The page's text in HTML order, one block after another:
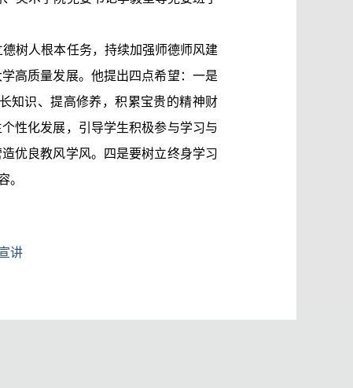
树人根本任务，持续加强师德师风建
高质量发展。他提出四点希望：一是
知识、提高修养，积累宝贵的精神财
性化发展，引导学生积极参与学习与
优良教风学风。四是要树立终身学习
。
讲